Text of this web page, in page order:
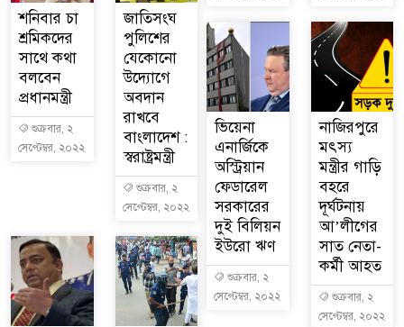
শনিবার চা
শ্রমিকদের
সাথে কথা
বলবেন
প্রধানমন্ত্রী
সেপ্টেম্বর, ২০২২
জাতিসংঘ
পুলিশের
যেকোনো
উদ্যোগে
অবদান
রাখবে
বাংলাদেশ :
স্বরাষ্ট্রমন্ত্রী
সেপ্টেম্বর, ২০২২
ভিয়েনা
এনার্জিকে
অস্ট্রিয়ান
ফেডারেল
সরকারের
দুই বিলিয়ন
ইউরো ঋণ
সেপ্টেম্বর, ২০২২
নাজিরপুরে
মৎস্য
মন্ত্রীর গাড়ি
বহরে
দূর্ঘটনায়
আ’লীগের
সাত নেতা-
কর্মী আহত
সেপ্টেম্বর, ২০২২